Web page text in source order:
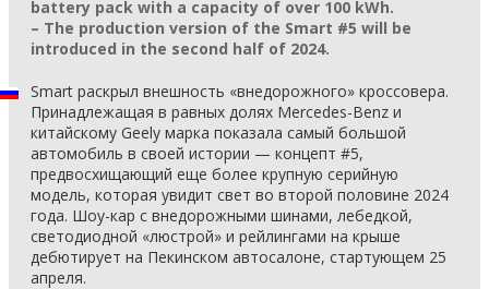
battery pack with a capacity of over 100 kWh.
– The production version of the Smart #5 will be
introduced in the second half of 2024.
Smart раскрыл внешность «внедорожного» кроссовера.
Принадлежащая в равных долях Mercedes-Benz и
китайскому Geely марка показала самый большой
автомобиль в своей истории — концепт #5,
предвосхищающий еще более крупную серийную
модель, которая увидит свет во второй половине 2024
года. Шоу-кар с внедорожными шинами, лебедкой,
светодиодной «люстрой» и рейлингами на крыше
дебютирует на Пекинском автосалоне, стартующем 25
апреля.